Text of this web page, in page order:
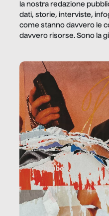
la nostra redazione
dati, storie, interviste,
come stanno davvero le
davvero risorse. Sono la